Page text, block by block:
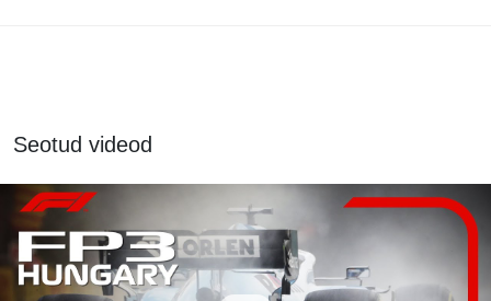
Seotud videod